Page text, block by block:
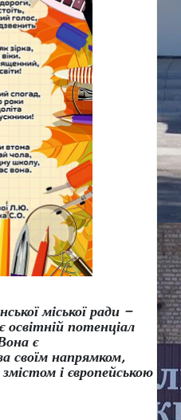
міської ради –
освітній потенціал
є
своїм напрямком,
і європейською